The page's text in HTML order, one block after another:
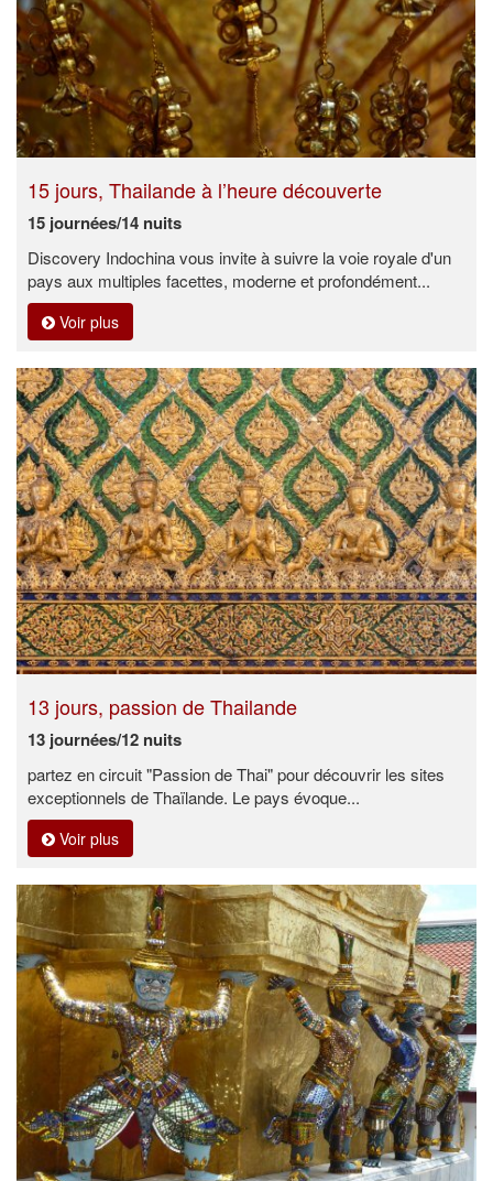
15 jours, Thailande à l’heure découverte
15 journées/14 nuits
Discovery Indochina vous invite à suivre la voie royale d'un
pays aux multiples facettes, moderne et profondément...
Voir plus
13 jours, passion de Thailande
13 journées/12 nuits
partez en circuit "Passion de Thai" pour découvrir les sites
exceptionnels de Thaïlande. Le pays évoque...
Voir plus